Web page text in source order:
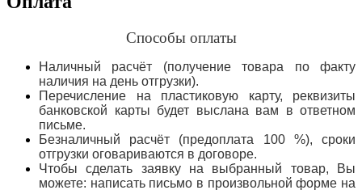
Способы оплаты
Наличный расчёт (получение товара по факту
наличия на день отгрузки).
Перечисление на пластиковую карту, реквизиты
банковской карты будет выслана вам в ответном
письме.
Безналичный расчёт (предоплата 100 %), сроки
отгрузки оговариваются в договоре.
Чтобы сделать заявку на выбранный товар, Вы
можете: написать письмо в произвольной форме на